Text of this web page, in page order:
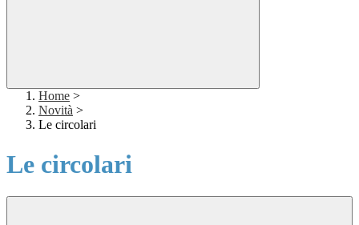
Home >
Novità >
Le circolari
Le circolari